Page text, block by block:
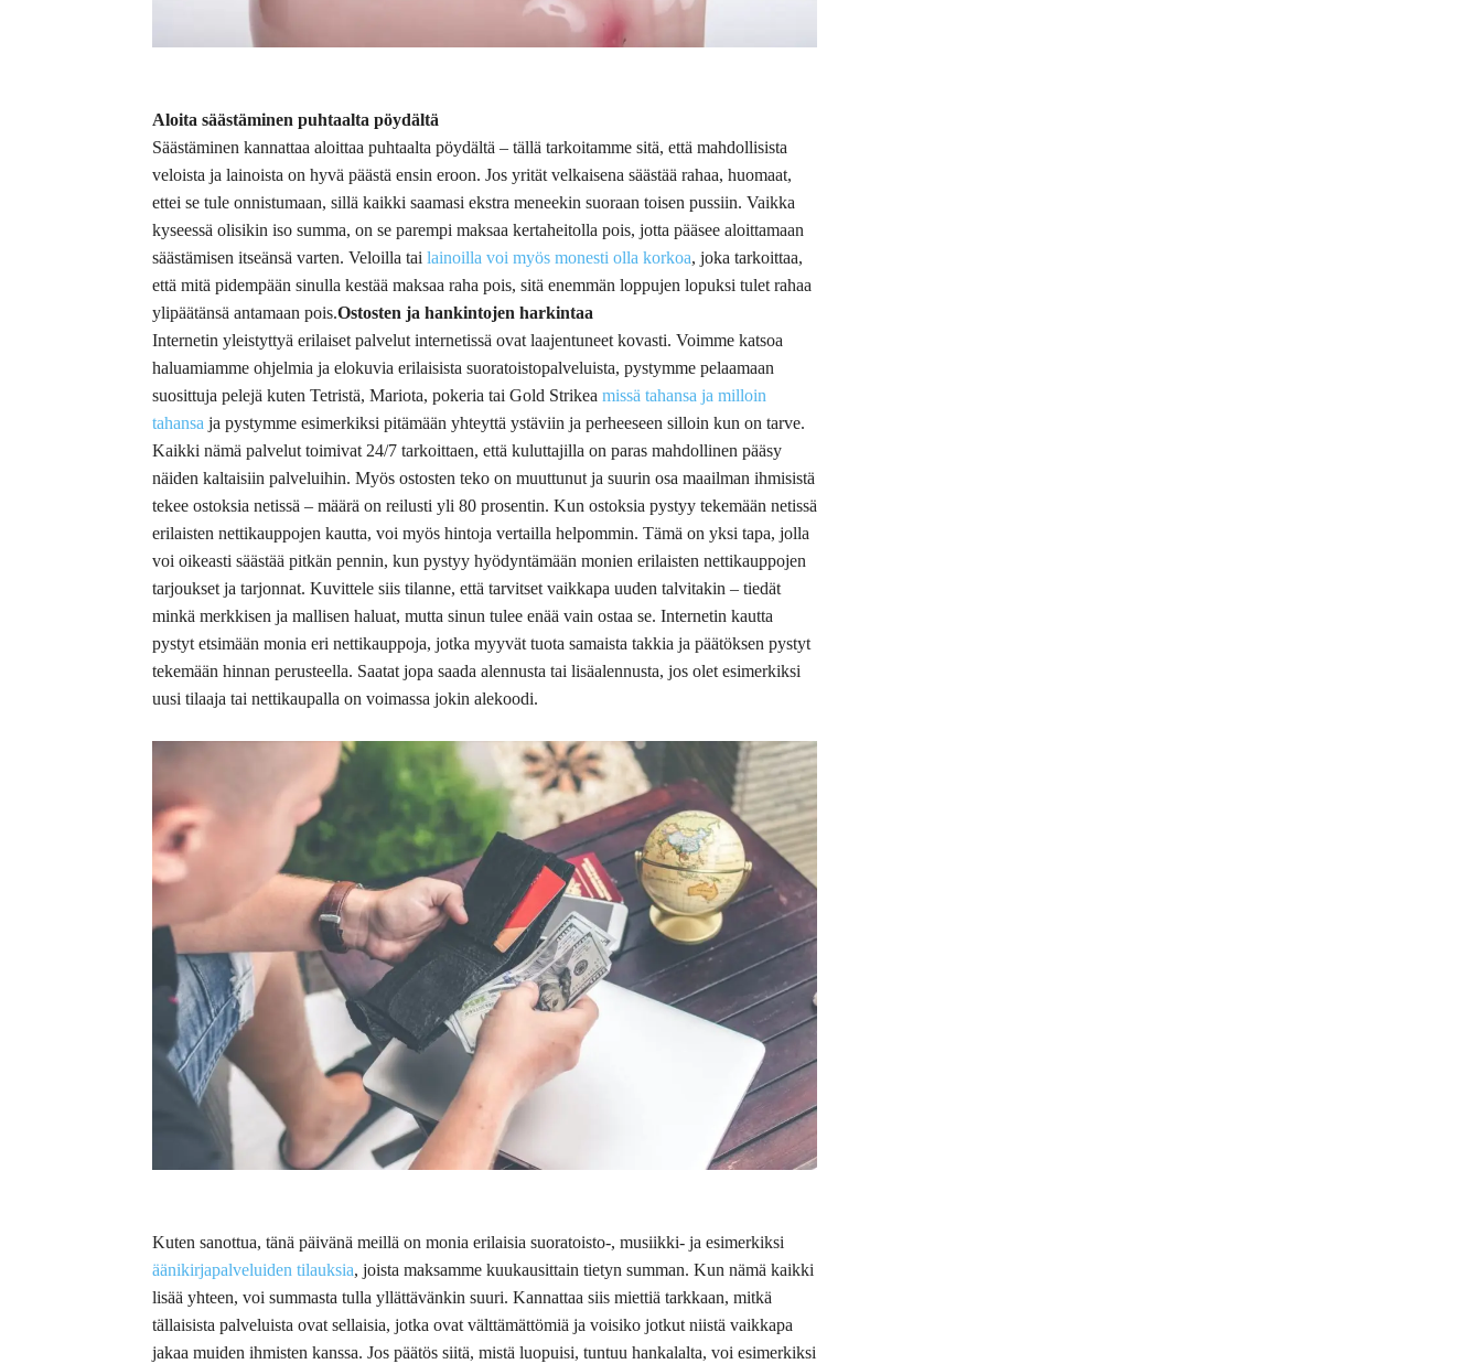
Aloita säästäminen puhtaalta pöydältä
Säästäminen kannattaa aloittaa puhtaalta pöydältä – tällä tarkoitamme sitä, että mahdollisista
veloista ja lainoista on hyvä päästä ensin eroon. Jos yrität velkaisena säästää rahaa, huomaat,
ettei se tule onnistumaan, sillä kaikki saamasi ekstra meneekin suoraan toisen pussiin. Vaikka
kyseessä olisikin iso summa, on se parempi maksaa kertaheitolla pois, jotta pääsee aloittamaan
säästämisen itseänsä varten. Veloilla tai lainoilla voi myös monesti olla korkoa, joka tarkoittaa,
että mitä pidempään sinulla kestää maksaa raha pois, sitä enemmän loppujen lopuksi tulet rahaa
ylipäätänsä antamaan pois.Ostosten ja hankintojen harkintaa
Internetin yleistyttyä erilaiset palvelut internetissä ovat laajentuneet kovasti. Voimme katsoa
haluamiamme ohjelmia ja elokuvia erilaisista suoratoistopalveluista, pystymme pelaamaan
suosittuja pelejä kuten Tetristä, Mariota, pokeria tai Gold Strikea missä tahansa ja milloin
tahansa ja pystymme esimerkiksi pitämään yhteyttä ystäviin ja perheeseen silloin kun on tarve.
Kaikki nämä palvelut toimivat 24/7 tarkoittaen, että kuluttajilla on paras mahdollinen pääsy
näiden kaltaisiin palveluihin. Myös ostosten teko on muuttunut ja suurin osa maailman ihmisistä
tekee ostoksia netissä – määrä on reilusti yli 80 prosentin. Kun ostoksia pystyy tekemään netissä
erilaisten nettikauppojen kautta, voi myös hintoja vertailla helpommin. Tämä on yksi tapa, jolla
voi oikeasti säästää pitkän pennin, kun pystyy hyödyntämään monien erilaisten nettikauppojen
tarjoukset ja tarjonnat. Kuvittele siis tilanne, että tarvitset vaikkapa uuden talvitakin – tiedät
minkä merkkisen ja mallisen haluat, mutta sinun tulee enää vain ostaa se. Internetin kautta
pystyt etsimään monia eri nettikauppoja, jotka myyvät tuota samaista takkia ja päätöksen pystyt
tekemään hinnan perusteella. Saatat jopa saada alennusta tai lisäalennusta, jos olet esimerkiksi
uusi tilaaja tai nettikaupalla on voimassa jokin alekoodi.
Kuten sanottua, tänä päivänä meillä on monia erilaisia suoratoisto-, musiikki- ja esimerkiksi
äänikirjapalveluiden tilauksia, joista maksamme kuukausittain tietyn summan. Kun nämä kaikki
lisää yhteen, voi summasta tulla yllättävänkin suuri. Kannattaa siis miettiä tarkkaan, mitkä
tällaisista palveluista ovat sellaisia, jotka ovat välttämättömiä ja voisiko jotkut niistä vaikkapa
jakaa muiden ihmisten kanssa. Jos päätös siitä, mistä luopuisi, tuntuu hankalalta, voi esimerkiksi